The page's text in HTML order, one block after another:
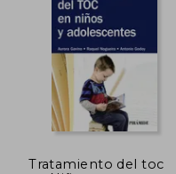
Tratamiento del toc